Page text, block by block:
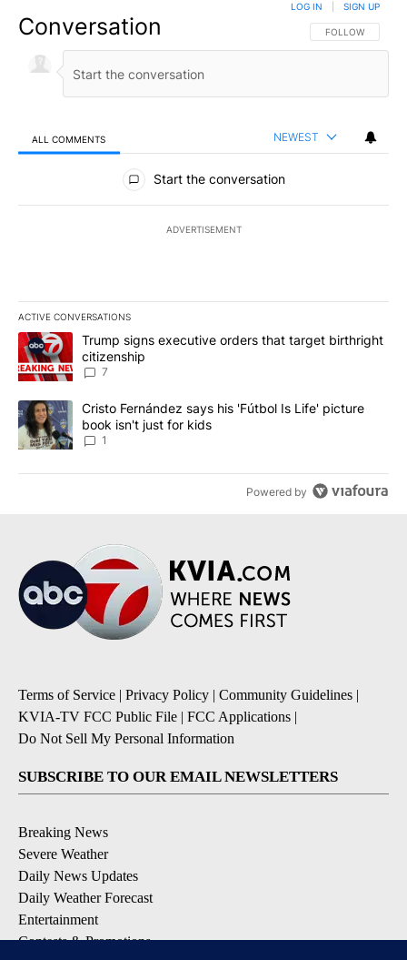
Conversation FOLLOW THIS
FOLLOW
LOG IN SIGN UP
ALL COMMENTS NEWEST
All Comments
Start the conversation
ADVERTISEMENT
ACTIVE CONVERSATIONS
The following is a list of the most commented articles in the last
A trending article titled "Trump signs executive orders that
Trump signs executive orders that target birthright
citizenship
7
A trending article titled "Cristo Fernández says his 'Fútbol Is
Cristo Fernández says his 'Fútbol Is Life' picture
book isn't just for kids
1
Powered by
Terms of Service | Privacy Policy | Community Guidelines |
KVIA-TV FCC Public File | FCC Applications |
Do Not Sell My Personal Information
SUBSCRIBE TO OUR EMAIL NEWSLETTERS
Breaking News
Severe Weather
Daily News Updates
Daily Weather Forecast
Entertainment
Contests & Promotions